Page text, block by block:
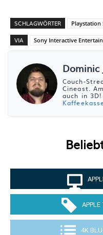
SCHLAGWÖRTER Playstation
VIA Sony Interactive
Dominic
Couch-
Cineast.
auch in 3D!
4K